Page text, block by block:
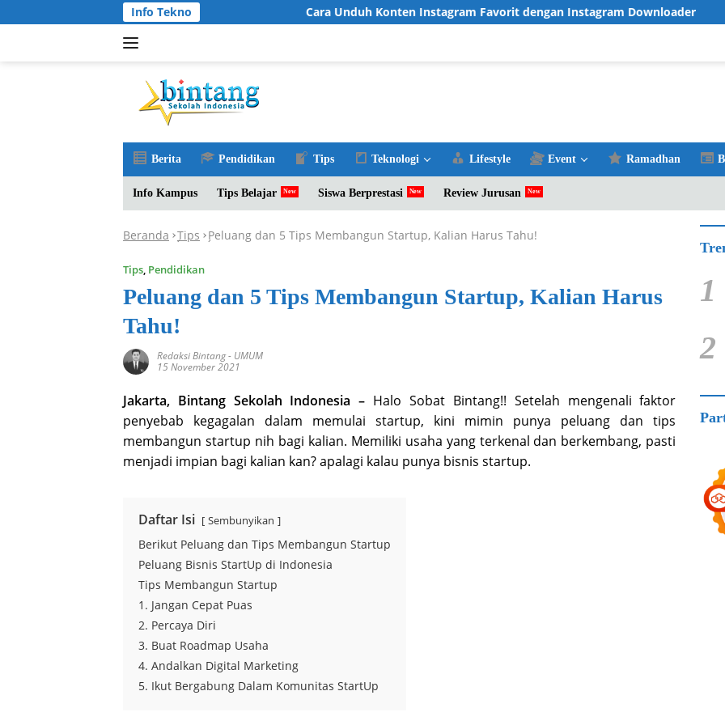
ke
Info Tekno Cara Unduh Konten Instagram Favorit dengan Instagram Downloader Review TV
Berita Pendidikan Tips Teknologi Lifestyle Event Ramadhan
Info Kampus Tips Belajar Siswa Berprestasi Review Jurusan
Beranda -Tips -Peluang dan 5 Tips Membangun Startup, Kalian Harus Tahu!
Tips, Pendidikan
Peluang dan 5 Tips Membangun Startup, Kalian Harus
Tahu!
Redaksi Bintang- UMUM
15 November 2021
Jakarta, Bintang Sekolah Indonesia – Halo Sobat Bintang!! Setelah mengenali faktor
penyebab kegagalan dalam memulai startup, kini mimin punya peluang dan tips
membangun startup nih bagi kalian. Memiliki usaha yang terkenal dan berkembang, pasti
menjadi impian bagi kalian kan? apalagi kalau punya bisnis startup.
Daftar Isi Sembunyikan
Berikut Peluang dan Tips Membangun Startup
Peluang Bisnis StartUp di Indonesia
Tips Membangun Startup
1. Jangan Cepat Puas
2. Percaya Diri
3. Buat Roadmap Usaha
4. Andalkan Digital Marketing
5. Ikut Bergabung Dalam Komunitas StartUp
1
2